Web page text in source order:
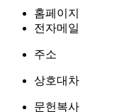
홈페이지
전자메일
주소
상호대차
문헌복사